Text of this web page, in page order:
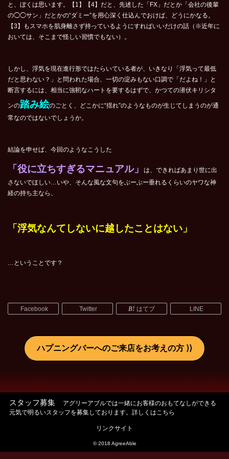
と、ぼくは思います。【1】【4】だと、先述した「FX」だとか「会社の後輩
の◯◯サン」だとかの“ダミー”を用心深く仕込んでおけば、どうにかなる。
【3】もスマホを肌身離さず持っているようにすればいいだけの話（※近年に
おいては、そこまで怪しい習慣でもない）。
しかし、浮気を現在進行形ではたらいている者が、いきなり「浮気って最低
だと思わない？」と問われた場合、一切の淀みもない口調で「だよね！」と
断言するには、相当に強靭なハートを要するはずで、かつての潜伏キリシタ
ンの踏み絵のごとく、どこかに“揺れ”のようなものが生じてしまうのが通
常なのではないでしょうか。
結論を申せば、今回のようなこうした
「役に立ちすぎるマニュアル」
は、できればあまり世に出
さないでほしい…いや、そんな風な文句をぶーぶー垂れるくらいのヤワな神
経の持ち主なら、
「浮気なんてしないに越したことはない」
…ということです？
Facebook Twitter はてブ LINE
ハプニングバーへのご来店をお考えの方
スタッフ募集
アグリーアブルでは一緒にお客様のおもてなしができる
元気で明るいスタッフを募集しております。詳しくはこちら
リンクサイト
© 2018 AgreeAble